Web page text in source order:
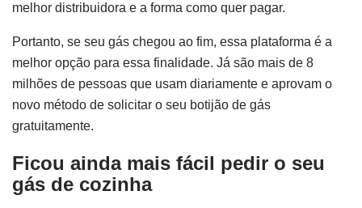
melhor distribuidora e a forma como quer pagar.
Portanto, se seu gás chegou ao fim, essa plataforma é a
melhor opção para essa finalidade. Já são mais de 8
milhões de pessoas que usam diariamente e aprovam o
novo método de solicitar o seu botijão de gás
gratuitamente.
Ficou ainda mais fácil pedir o seu
gás de cozinha